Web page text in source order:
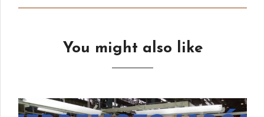
You might also like